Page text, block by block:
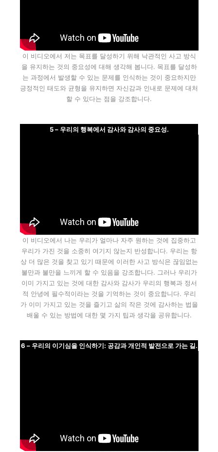
이 비디오에서 저는 목표를 달성하기 위해 낙관적인 사고 방식
을 유지하는 것의 중요성에 대해 생각해 봅니다. 목표를 달성하
는 과정에서 발생할 수 있는 문제를 인식하는 것이 중요하지만
긍정적인 태도와 균형을 유지하면 자신감과 인내로 문제에 대처
할 수 있다는 점을 강조합니다.
5 – 우리의 행복에서 감사와 감사의 중요성.
이 비디오에서 나는 우리가 얼마나 자주 원하는 것에 집중하고
우리가 가진 것을 소중히 여기지 않는지 반성합니다. 우리는 항
상 더 많은 것을 찾고 있기 때문에 이러한 사고 방식은 끊임없는
불만과 불만을 느끼게 할 수 있음을 강조합니다. 그러나 우리가
이미 가지고 있는 것에 대한 감사와 감사가 우리의 행복과 정서
적 안녕에 필수적이라는 것을 기억하는 것이 중요합니다. 우리
가 이미 가지고 있는 것을 즐기고 삶의 작은 것에 감사하는 법을
배울 수 있는 방법에 대한 몇 가지 팁과 생각을 공유합니다.
6 – 우리의 이기심을 인식하기: 공감과 개인적 발전으로 가는 길.